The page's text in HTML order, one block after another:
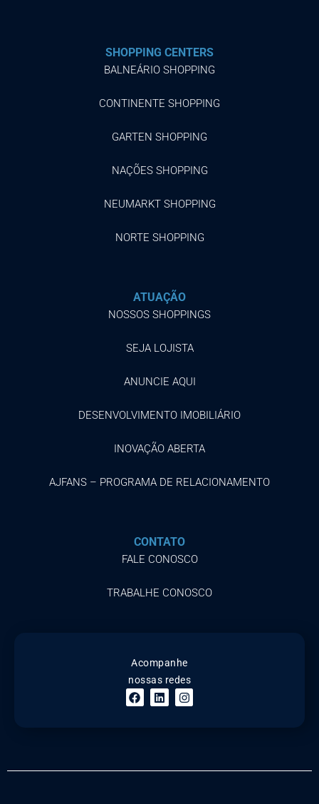
SHOPPING CENTERS
BALNEÁRIO SHOPPING
CONTINENTE SHOPPING
GARTEN SHOPPING
NAÇÕES SHOPPING
NEUMARKT SHOPPING
NORTE SHOPPING
ATUAÇÃO
NOSSOS SHOPPINGS
SEJA LOJISTA
ANUNCIE AQUI
DESENVOLVIMENTO IMOBILIÁRIO
INOVAÇÃO ABERTA
AJFANS – PROGRAMA DE RELACIONAMENTO
CONTATO
FALE CONOSCO
TRABALHE CONOSCO
Acompanhe
nossas redes